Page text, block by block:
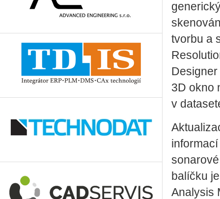
tvorbu a
3D okno
v
balíčku
Analysis